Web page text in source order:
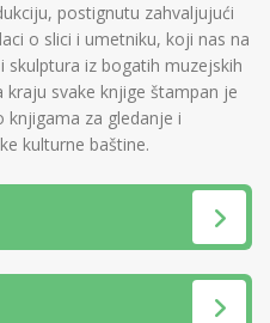
postignutu zahvaljujući
o slici i umetniku, koji nas na
skulptura iz bogatih muzejskih
kraju svake knjige štampan je
knjigama za gledanje i
kulturne baštine.